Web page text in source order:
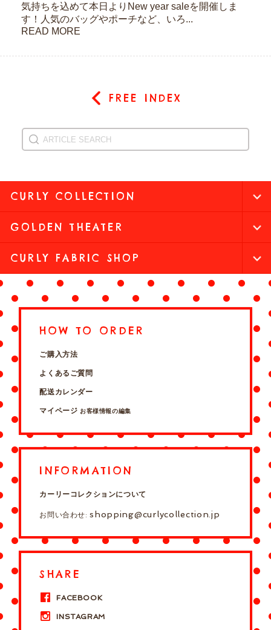
気持ちを込めて本日よりNew year saleを開催しま
す！人気のバッグやポーチなど、いろ...
READ MORE
FREE INDEX
CURLY COLLECTION
GOLDEN THEATER
CURLY FABRIC SHOP
HOW TO ORDER
ご購入方法
よくあるご質問
配送カレンダー
マイページ お客様情報の編集
INFORMATION
カーリーコレクションについて
お問い合わせ:shopping@curlycollection.jp
SHARE
FACEBOOK
INSTAGRAM